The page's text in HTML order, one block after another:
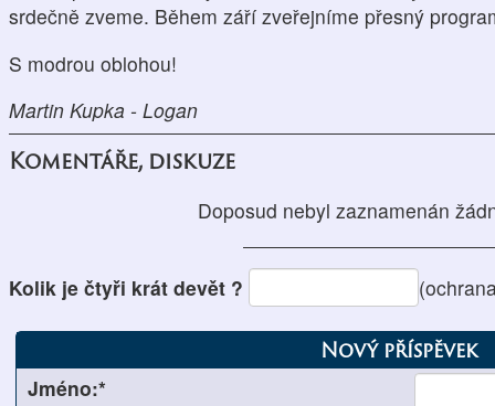
srdečně zveme. Během září zveřejníme přesný
S modrou oblohou!
Martin Kupka - Logan
Komentáře, diskuze
Doposud nebyl zaznamenán
Kolik je čtyři krát devět ?
Nový příspěvek
Jméno:*